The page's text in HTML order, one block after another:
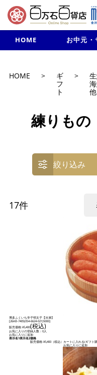
HOME お中元・
新規入会で3千円以
HOME >
ギ
フ
ト
>
他
練りもの
絞り込み
17件
博多ふくいち辛子明太子【冷凍】
[26AB-7405(054-6624-021)5000]
販売価格:¥5,400(税込)
お気に入りの登録人数：0人
お気に入りに追加
表示名1表示名2価格
販売価格:¥5,400（税込） カートに入れる(ギフト
お気に入りに追加